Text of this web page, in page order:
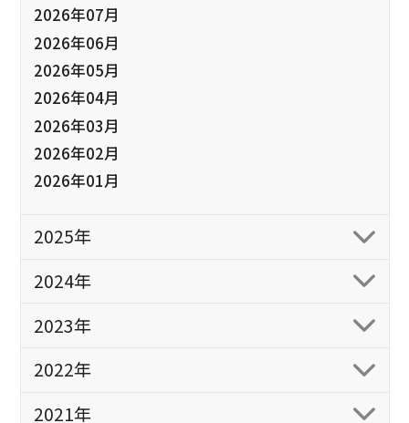
2026年07月
2026年06月
2026年05月
2026年04月
2026年03月
2026年02月
2026年01月
2025年
2024年
2023年
2022年
2021年